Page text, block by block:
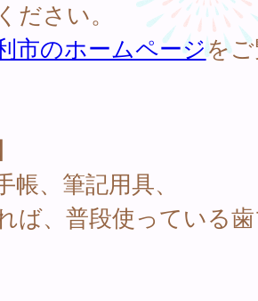
ださい。
市のホームページを
帳、筆記用具、
ば、普段使っている